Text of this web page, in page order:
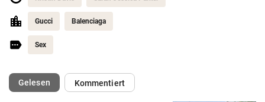
Gucci Balenciaga
Sex
Gelesen(ausgewählt)Kommentiert